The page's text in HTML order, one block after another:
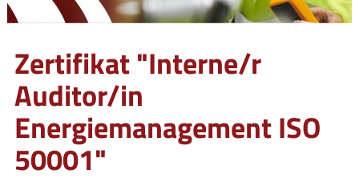
Zertifikat "Interne/r
Auditor/in
Energiemanagement ISO
50001"